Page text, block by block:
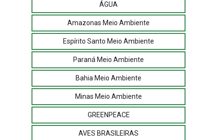
ÁGUA
Amazonas Meio Ambiente
Espírito Santo Meio Ambiente
Paraná Meio Ambiente
Bahia Meio Ambiente
Minas Meio Ambiente
GREENPEACE
AVES BRASILEIRAS